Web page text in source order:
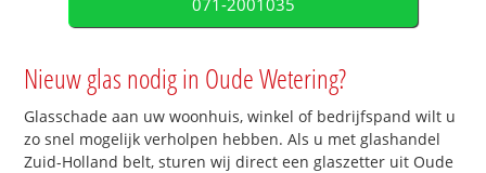
071-2001035
Nieuw glas nodig in Oude Wetering?
Glasschade aan uw woonhuis, winkel of bedrijfspand wilt u
zo snel mogelijk verholpen hebben. Als u met glashandel
Zuid-Holland belt, sturen wij direct een glaszetter uit Oude